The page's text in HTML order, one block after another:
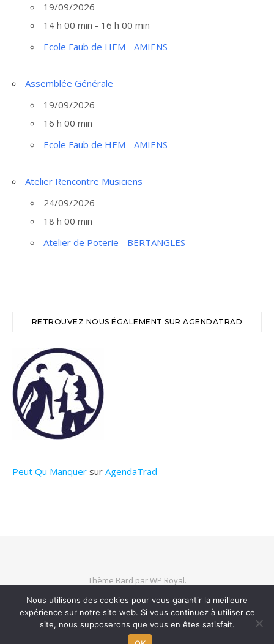
19/09/2026
14 h 00 min - 16 h 00 min
Ecole Faub de HEM - AMIENS
Assemblée Générale
19/09/2026
16 h 00 min
Ecole Faub de HEM - AMIENS
Atelier Rencontre Musiciens
24/09/2026
18 h 00 min
Atelier de Poterie - BERTANGLES
RETROUVEZ NOUS ÉGALEMENT SUR AGENDATRAD
Peut Qu Manquer sur AgendaTrad
Thème Bard parWP Royal.
HAUT DE PAGE
Nous utilisons des cookies pour vous garantir la meilleure
expérience sur notre site web. Si vous continuez à utiliser ce
site, nous supposerons que vous en êtes satisfait.